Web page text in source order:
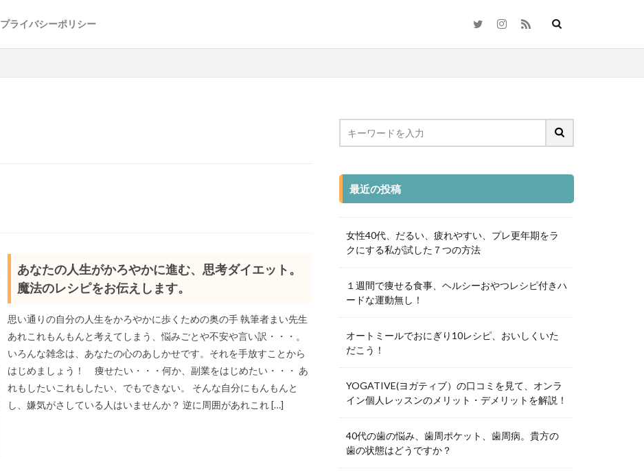
プライバシーポリシー
あなたの人生がかろやかに進む、思考ダイエット。
魔法のレシピをお伝えします。
思い通りの自分の人生をかろやかに歩くための奥の手 執筆者まい先生
あれこれもんもんと考えてしまう、悩みごとや不安や言い訳・・・。
いろんな雑念は、あなたの心のあしかせです。それを手放すことから
はじめましょう！ 痩せたい・・・何か、副業をはじめたい・・・ あ
れもしたいこれもしたい、でもできない。 そんな自分にもんもんと
し、嫌気がさしている人はいませんか？ 逆に周囲があれこれ […]
最近の投稿
女性40代、だるい、疲れやすい、プレ更年期をラ
クにする私が試した７つの方法
１週間で痩せる食事、ヘルシーおやつレシピ付きハ
ードな運動無し！
オートミールでおにぎり10レシピ、おいしくいた
だこう！
YOGATIVE(ヨガティブ）の口コミを見て、オンラ
イン個人レッスンのメリット・デメリットを解説！
40代の歯の悩み、歯周ポケット、歯周病。貴方の
歯の状態はどうですか？
50代女性